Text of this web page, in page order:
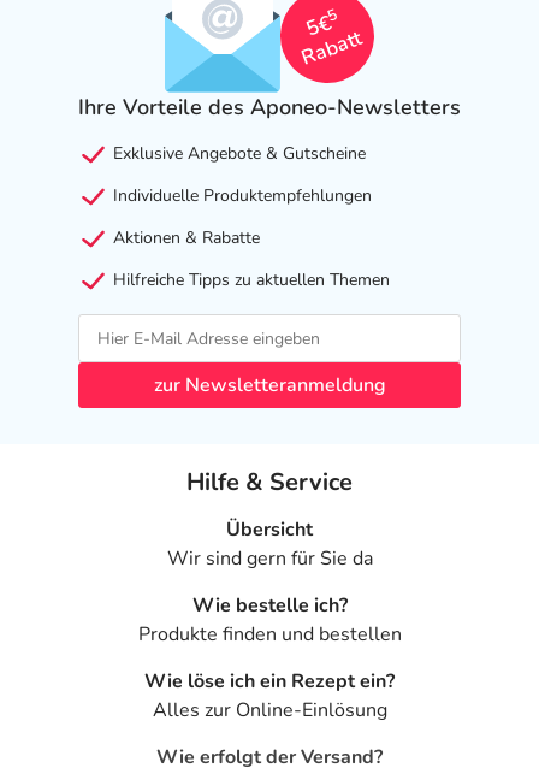
5€
5
Rabatt
Ihre Vorteile des Aponeo-Newsletters
Exklusive Angebote & Gutscheine
Individuelle Produktempfehlungen
Aktionen & Rabatte
Hilfreiche Tipps zu aktuellen Themen
zur Newsletteranmeldung
Hilfe & Service
Übersicht
Wir sind gern für Sie da
Wie bestelle ich?
Produkte finden und bestellen
Wie löse ich ein Rezept ein?
Alles zur Online-Einlösung
Wie erfolgt der Versand?